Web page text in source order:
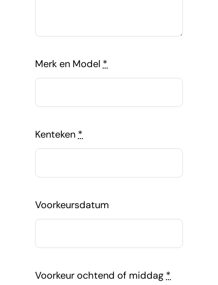
Merk en Model *
Kenteken *
Voorkeursdatum
Voorkeur ochtend of middag *